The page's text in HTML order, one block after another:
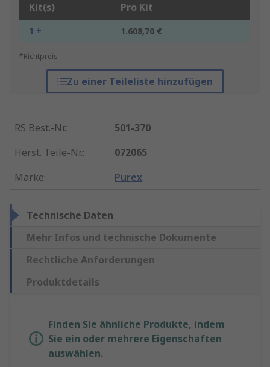
Kit(s) Pro Kit
1 + 1.608,70 €
*Richtpreis
Zu einer Teileliste hinzufügen
RS Best.-Nr.:
501-370
Herst. Teile-Nr.:
072065
Marke: Purex
Technische Daten
Mehr Infos und technische Dokumente
Rechtliche Anforderungen
Produktdetails
Finden Sie ähnliche Produkte, indem
Sie ein oder mehrere Eigenschaften
auswählen.